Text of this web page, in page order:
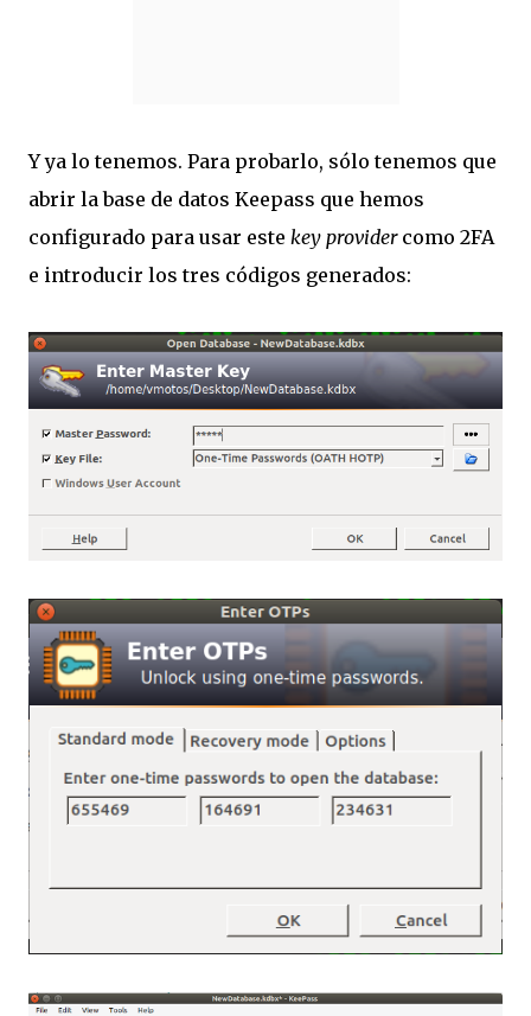
Y ya lo tenemos. Para probarlo, sólo tenemos que
abrir la base de datos Keepass que hemos
configurado para usar este key providercomo 2FA
e introducir los tres códigos generados: